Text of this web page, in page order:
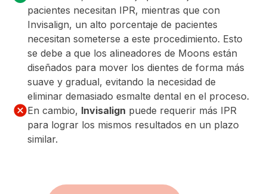
pacientes necesitan IPR, mientras que con
Invisalign, un alto porcentaje de pacientes
necesitan someterse a este procedimiento. Esto
se debe a que los alineadores de Moons están
diseñados para mover los dientes de forma más
suave y gradual, evitando la necesidad de
eliminar demasiado esmalte dental en el proceso.
En cambio, Invisalign puede requerir más IPR
para lograr los mismos resultados en un plazo
similar.